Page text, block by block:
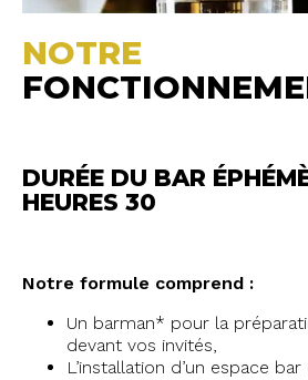
NOTRE
DURÉE DU BAR
HEURES 30
Notre formule comprend :
Un barman* pour la
devant vos invités,
L’installation d’un espace bar